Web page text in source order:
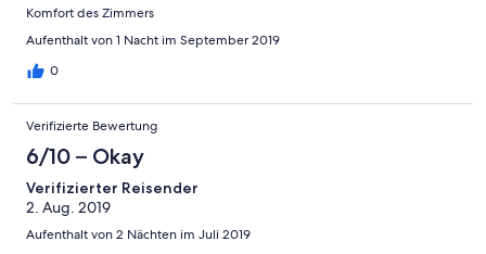
Komfort des Zimmers
Aufenthalt von 1 Nacht im September 2019
0
Verifizierte Bewertung
6/10 – Okay
Verifizierter Reisender
2. Aug. 2019
Aufenthalt von 2 Nächten im Juli 2019